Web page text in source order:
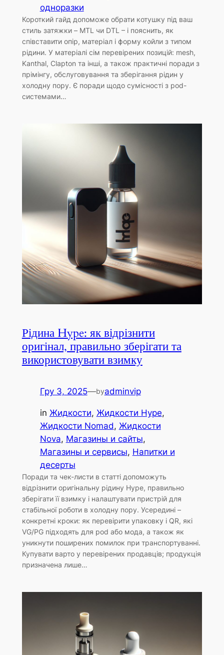
одноразки
Короткий гайд допоможе обрати котушку під ваш
стиль затяжки – MTL чи DTL – і пояснить, як
співставити опір, матеріал і форму койли з типом
рідини. У матеріалі сім перевірених позицій: mesh,
Kanthal, Clapton та інші, а також практичні поради з
прімінгу, обслуговування та зберігання рідин у
холодну пору. Є поради щодо сумісності з pod-
системами…
Рідина Hype: як відрізнити
оригінал, правильно зберігати та
використовувати взимку
Гру 3, 2025—byadminvip
in Жидкости, Жидкости Hype
Жидкости Nomad, Жидкости
Nova, Магазины и сайты
Магазины и сервисы, Напитки и
десерты
Поради та чек-листи в статті допоможуть
відрізнити оригінальну рідину Hype, правильно
зберігати її взимку і налаштувати пристрій для
стабільної роботи в холодну пору. Усередині –
конкретні кроки: як перевірити упаковку і QR, які
VG/PG підходять для pod або мода, а також як
уникнути поширених помилок при транспортуванні.
Купувати варто у перевірених продавців; продукція
призначена лише…